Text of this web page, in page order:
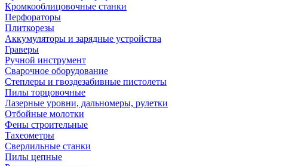
Кромкооблицовочные станки
Перфораторы
Плиткорезы
Аккумуляторы и зарядные устройства
Граверы
Ручной инструмент
Сварочное оборудование
Степлеры и гвоздезабивные пистолеты
Пилы торцовочные
Лазерные уровни, дальномеры, рулетки
Отбойные молотки
Фены строительные
Тахеометры
Сверлильные станки
Пилы цепные